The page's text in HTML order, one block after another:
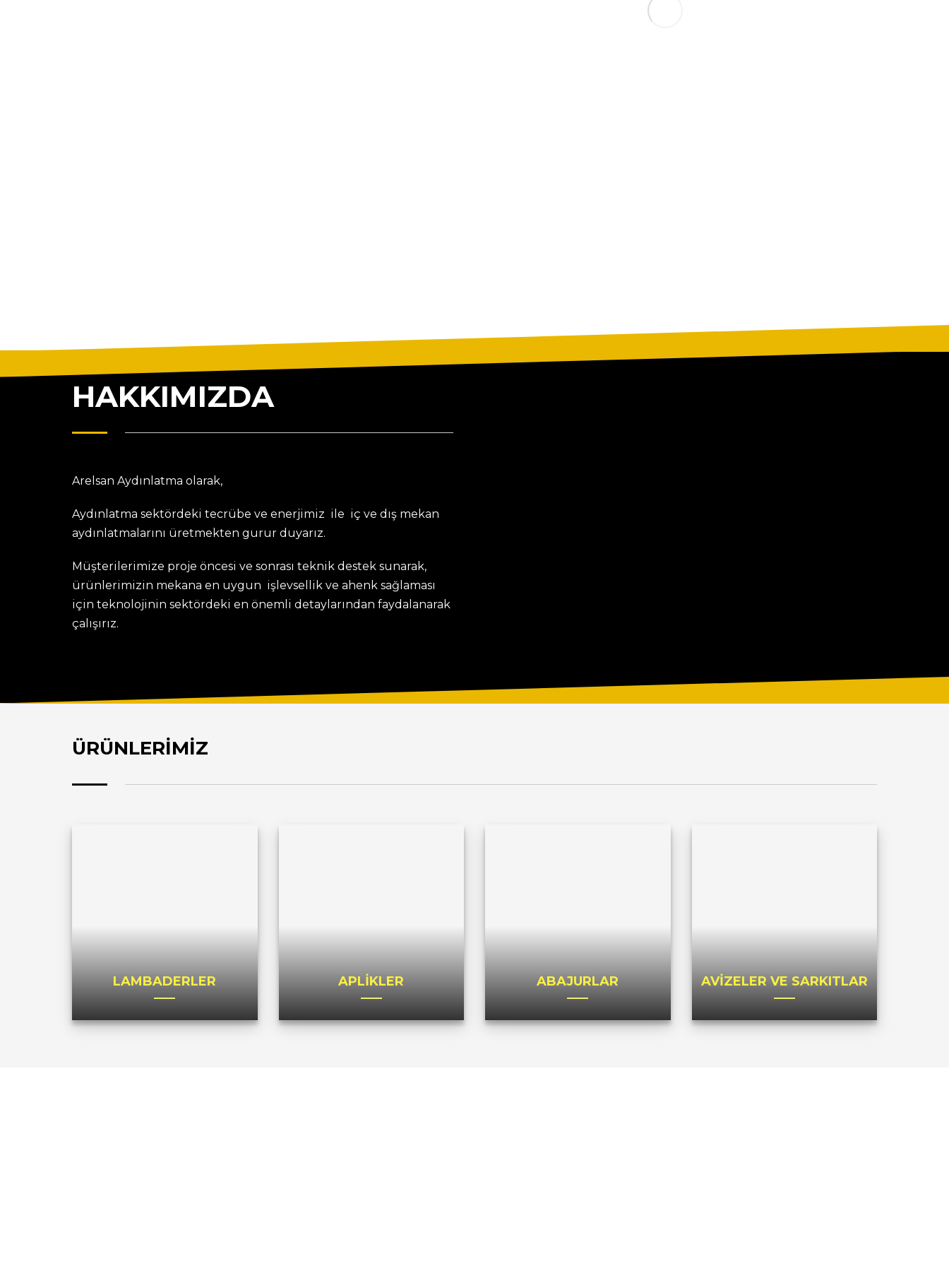
HAKKIMIZDA
Arelsan Aydınlatma olarak,
Aydınlatma sektördeki tecrübe ve enerjimiz ile iç ve dış mekan
aydınlatmalarını üretmekten gurur duyarız.
Müşterilerimize proje öncesi ve sonrası teknik destek sunarak,
ürünlerimizin mekana en uygun işlevsellik ve ahenk sağlaması
için teknolojinin sektördeki en önemli detaylarından faydalanarak
çalışırız.
ÜRÜNLERİMİZ
LAMBADERLER APLİKLER ABAJURLAR AVİZELER VE SARKITLAR